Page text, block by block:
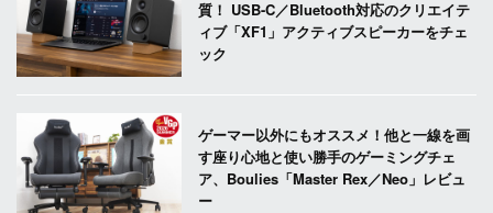
質！ USB-C／Bluetooth対応のクリエイテ
ィブ「XF1」アクティブスピーカーをチェ
ック
ゲーマー以外にもオススメ！他と一線を画
す座り心地と使い勝手のゲーミングチェ
ア、Boulies「Master Rex／Neo」レビュ
ー